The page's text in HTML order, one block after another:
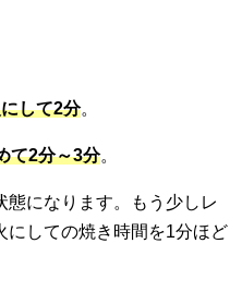
して2分。
て2分～3分。
態になります。もう少しレ
にしての焼き時間を1分ほど